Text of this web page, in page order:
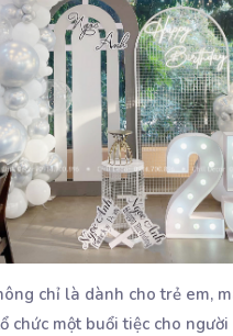
chỉ là dành cho trẻ em,
chức một buổi tiệc cho